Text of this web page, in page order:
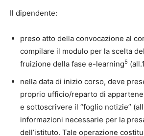
Il dipendente:
preso atto della convocazione al
compilare il modulo per la scelta
fruizione della fase e-learning5
nella data di inizio corso, deve
proprio ufficio/reparto di
e sottoscrivere il “foglio notizie”
informazioni necessarie per la
dell’istituto. Tale operazione